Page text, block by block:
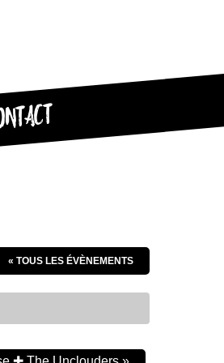
« TOUS LES ÉVÈNEMENTS